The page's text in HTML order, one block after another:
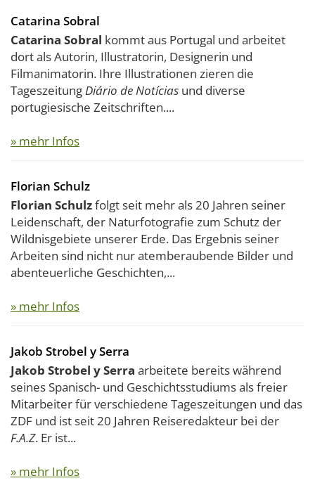
Catarina Sobral
Catarina Sobral kommt aus Portugal und arbeitet
dort als Autorin, Illustratorin, Designerin und
Filmanimatorin. Ihre Illustrationen zieren die
TageszeitungDiário de Notícias und diverse
portugiesische Zeitschriften....
» mehr Infos
Florian Schulz
Florian Schulzfolgt seit mehr als 20 Jahren seiner
Leidenschaft, der Naturfotografie zum Schutz der
Wildnisgebiete unserer Erde. Das Ergebnis seiner
Arbeiten sind nicht nur atemberaubende Bilder und
abenteuerliche Geschichten,...
» mehr Infos
Jakob Strobel y Serra
Jakob Strobel y Serra arbeitete bereits während
seines Spanisch- und Geschichtsstudiums als freier
Mitarbeiter für verschiedene Tageszeitungen und das
ZDF und ist seit 20 Jahren Reiseredakteur bei der
F.A.Z. Er ist...
» mehr Infos